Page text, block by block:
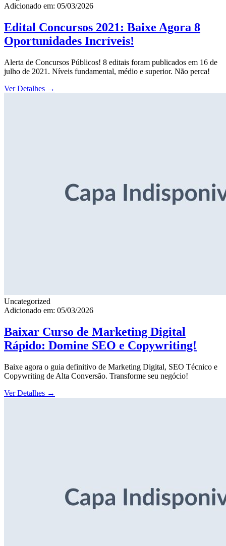
Adicionado em: 05/03/2026
Edital Concursos 2021: Baixe Agora 8
Oportunidades Incríveis!
Alerta de Concursos Públicos! 8 editais foram publicados em 16 de
julho de 2021. Níveis fundamental, médio e superior. Não perca!
Ver Detalhes →
Uncategorized
Adicionado em: 05/03/2026
Baixar Curso de Marketing Digital
Rápido: Domine SEO e Copywriting!
Baixe agora o guia definitivo de Marketing Digital, SEO Técnico e
Copywriting de Alta Conversão. Transforme seu negócio!
Ver Detalhes →